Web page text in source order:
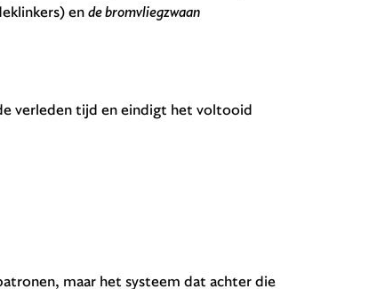
ende bromvliegzwaan
verleden tijd en eindigt het voltooid
maar het systeem dat achter die